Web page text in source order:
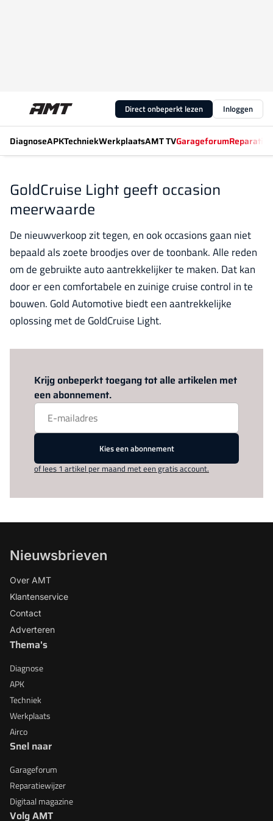
Direct onbeperkt lezen Inloggen
DiagnoseAPKTechniekWerkplaatsAMT TVGarageforum
GoldCruise Light geeft occasion
meerwaarde
De nieuwverkoop zit tegen, en ook occasions gaan niet
bepaald als zoete broodjes over de toonbank. Alle reden
om de gebruikte auto aantrekkelijker te maken. Dat kan
door er een comfortabele en zuinige cruise control in te
bouwen. Gold Automotive biedt een aantrekkelijke
oplossing met de GoldCruise Light.
Krijg onbeperkt toegang tot alle artikelen met
een abonnement.
Kies een abonnement
of lees 1 artikel per maand met een gratis account.
Nieuwsbrieven
Over AMT
Klantenservice
Contact
Adverteren
Thema's
Diagnose
APK
Techniek
Werkplaats
Airco
Snel naar
Garageforum
Reparatiewijzer
Digitaal magazine
Volg AMT